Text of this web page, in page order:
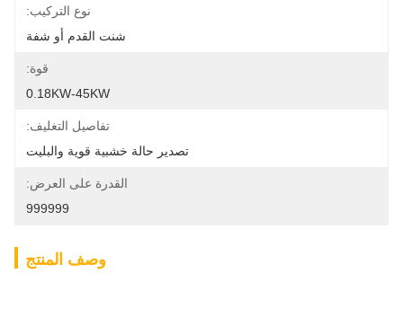
نوع التركيب:
شنت القدم أو شفة
قوة:
0.18KW-45KW
تفاصيل التغليف:
تصدير حالة خشبية قوية والبليت
القدرة على العرض:
999999
وصف المنتج